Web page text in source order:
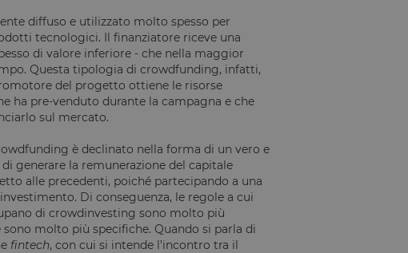
diffuso e utilizzato molto spesso per
tecnologici. Il finanziatore riceve una
di valore inferiore - che nella maggior
Questa tipologia di crowdfunding, infatti,
del progetto ottiene le risorse
ha pre-venduto durante la campagna e che
sul mercato.
è declinato nella forma di un vero e
generare la remunerazione del capitale
alle precedenti, poiché partecipando a una
Di conseguenza, le regole a cui
di crowdinvesting sono molto più
molto più specifiche. Quando si parla di
fintech, con cui si intende l’incontro tra il